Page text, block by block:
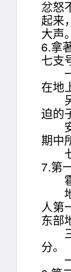
忿怒
起来
大声
6.拿
七支
一
在地
另
迫的
安
期中
七
7.第
雹
地
人第
东部
三
分。
一